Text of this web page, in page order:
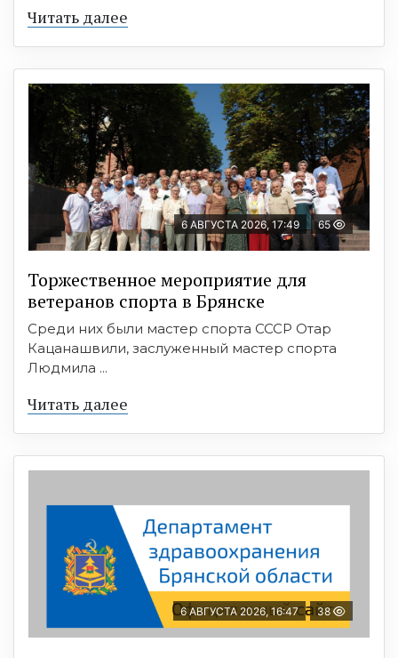
Читать далее
6 АВГУСТА 2026, 17:49 65
Торжественное мероприятие для
ветеранов спорта в Брянске
Среди них были мастер спорта СССР Отар
Кацанашвили, заслуженный мастер спорта
Людмила ...
Читать далее
6 АВГУСТА 2026, 16:47 38